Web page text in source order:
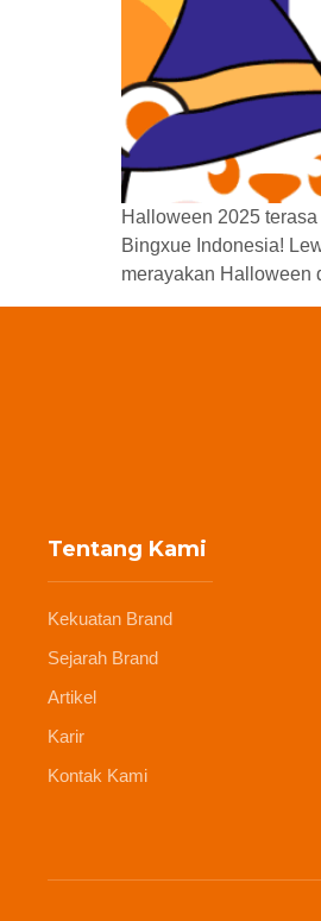
Halloween 2025
Bingxue Indonesia!
merayakan Halloween
Tentang Kami
Kekuatan Brand
Sejarah Brand
Artikel
Karir
Kontak Kami